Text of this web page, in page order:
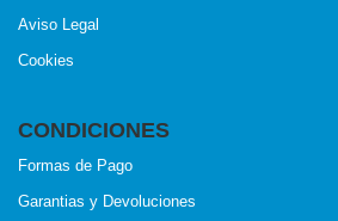
Aviso Legal
Cookies
CONDICIONES
Formas de Pago
Garantias y Devoluciones